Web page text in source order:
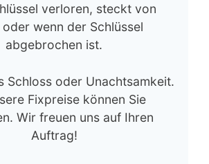
verloren, steckt von
oder wenn der Schlüssel
abgebrochen ist.
Schloss oder Unachtsamkeit.
Fixpreise können Sie
Wir freuen uns auf Ihren
Auftrag!